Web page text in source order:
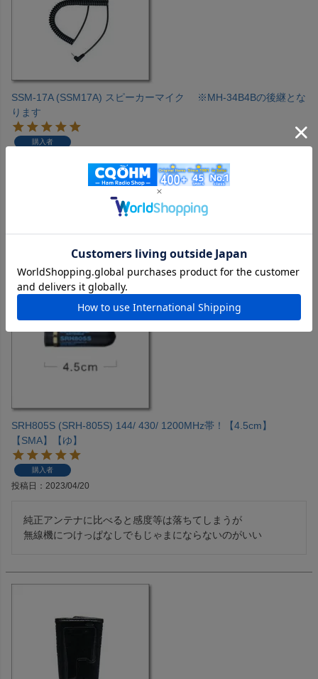
SSM-17A (SSM17A) スピーカーマイク ※MH-34B4Bの後継とな
ります
購入者
VX-3につけると本体より大きく見えるが
運用のしやすさを考えると持っていて
SRH805S (SRH-805S) 144/ 430/ 1200MHz帯！【4.5cm】
【SMA】【ゆ】
購入者
投稿日 2023/04/20
純正アンテナに比べると感度等は落ちてしまうが